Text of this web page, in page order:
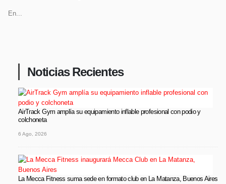
En...
Noticias Recientes
AirTrack Gym amplía su equipamiento inflable profesional con podio y
colchoneta
6 Ago, 2026
La Mecca Fitness suma sede en formato club en La Matanza, Buenos Aires